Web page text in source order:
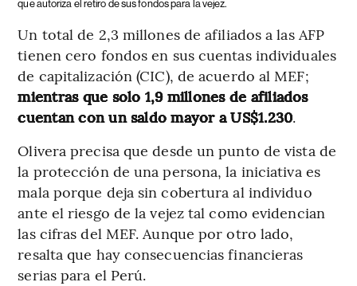
que autoriza el retiro de sus fondos para la vejez.
Un total de 2,3 millones de afiliados a las AFP
tienen cero fondos en sus cuentas individuales
de capitalización (CIC), de acuerdo al MEF;
mientras que solo 1,9 millones de afiliados
cuentan con un saldo mayor a US$1.230.
Olivera precisa que desde un punto de vista de
la protección de una persona, la iniciativa es
mala porque deja sin cobertura al individuo
ante el riesgo de la vejez tal como evidencian
las cifras del MEF. Aunque por otro lado,
resalta que hay consecuencias financieras
serias para el Perú.